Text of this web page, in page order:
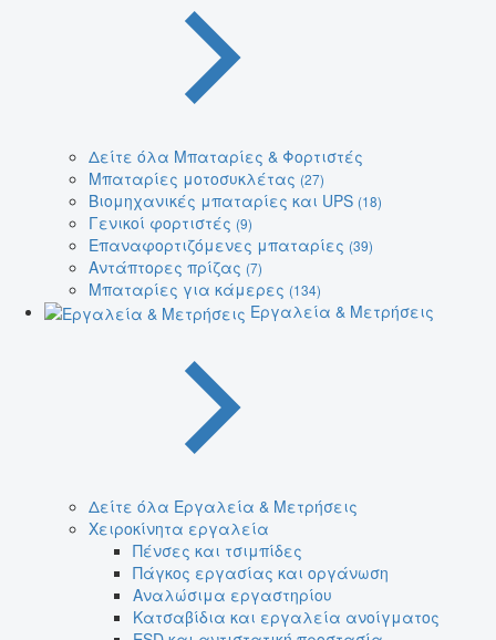
Δείτε όλα Μπαταρίες & Φορτιστές
Μπαταρίες μοτοσυκλέτας (27)
Βιομηχανικές μπαταρίες και UPS (18)
Γενικοί φορτιστές (9)
Επαναφορτιζόμενες μπαταρίες (39)
Αντάπτορες πρίζας (7)
Μπαταρίες για κάμερες (134)
Εργαλεία & Μετρήσεις
Δείτε όλα Εργαλεία & Μετρήσεις
Χειροκίνητα εργαλεία
Πένσες και τσιμπίδες
Πάγκος εργασίας και οργάνωση
Αναλώσιμα εργαστηρίου
Κατσαβίδια και εργαλεία ανοίγματος